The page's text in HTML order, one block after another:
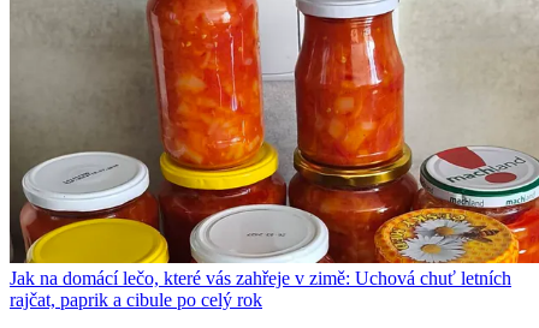
Jak na domácí lečo, které vás zahřeje v zimě: Uchová chuť letních
rajčat, paprik a cibule po celý rok